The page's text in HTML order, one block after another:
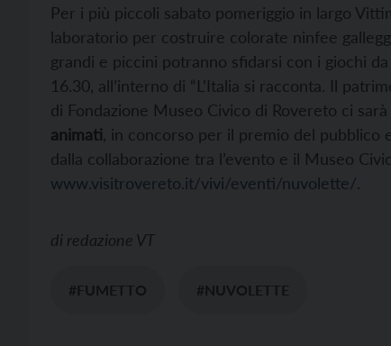
Per i più piccoli sabato pomeriggio in largo
laboratorio per costruire colorate ninfee
grandi e piccini potranno sfidarsi con i giochi
16.30, all’interno di “L’Italia si racconta. Il
di Fondazione Museo Civico di Rovereto ci
animati, in concorso per il premio del pubblico
dalla collaborazione tra l’evento e il Museo
www.visitrovereto.it/vivi/eventi/nuvolette/.
di redazione VT
#FUMETTO #NUVOLETTE